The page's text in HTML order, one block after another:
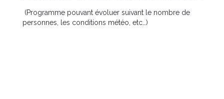
(Programme pouvant évoluer suivant le nombre de
personnes, les conditions météo, etc…)